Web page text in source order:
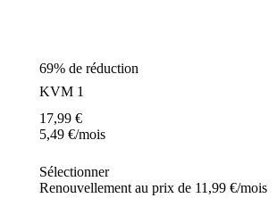
69% de réduction
KVM 1
17,99 €
5,49 €/mois
Sélectionner
Renouvellement au prix de 11,99 €/mois